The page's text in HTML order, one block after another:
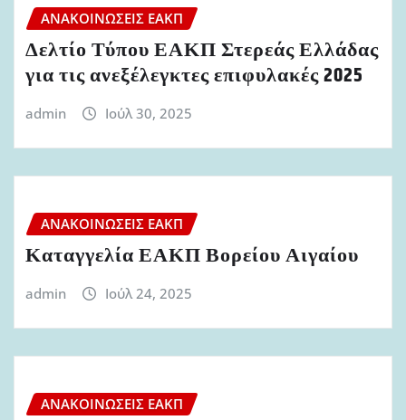
ΑΝΑΚΟΙΝΏΣΕΙΣ ΕΑΚΠ
Δελτίο Τύπου ΕΑΚΠ Στερεάς Ελλάδας
για τις ανεξέλεγκτες επιφυλακές 2025
admin Ιούλ 30, 2025
ΑΝΑΚΟΙΝΏΣΕΙΣ ΕΑΚΠ
Καταγγελία ΕΑΚΠ Βορείου Αιγαίου
admin Ιούλ 24, 2025
ΑΝΑΚΟΙΝΏΣΕΙΣ ΕΑΚΠ